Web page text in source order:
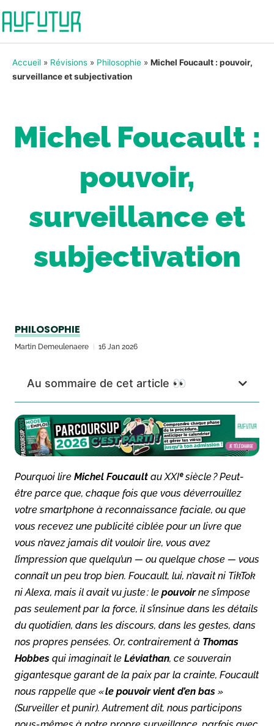
Accueil » Révisions » Philosophie » Michel Foucault : pouvoir,
surveillance et subjectivation
Michel Foucault :
pouvoir,
surveillance et
subjectivation
PHILOSOPHIE
Martin Demeulenaere 16 Jan 2026
Au sommaire de cet article 👀
Pourquoi lire Michel Foucault au XXIᵉ siècle ? Peut-
être parce que, chaque fois que vous déverrouillez
votre smartphone à reconnaissance faciale, ou que
vous recevez une publicité ciblée pour un livre que
vous n’avez jamais dit vouloir lire, vous avez
l’impression que quelqu’un — ou quelque chose — vous
connaît un peu trop bien. Foucault, lui, n’avait ni TikTok
ni Alexa, mais il avait vu juste : le pouvoirne s’impose
pas seulement par la force, il s’insinue dans les détails
du quotidien, dans les discours, dans les gestes, dans
nos propres pensées. Or, contrairement à Thomas
Hobbes qui imaginait le Léviathan, ce souverain
gigantesque garant de la paix par la crainte, Foucault
nous rappelle que «le pouvoir vient d’en bas »
(Surveiller et punir). Autrement dit, nous participons